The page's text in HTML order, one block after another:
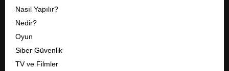
Nasıl Yapılır?
Nedir?
Oyun
Siber Güvenlik
TV ve Filmler